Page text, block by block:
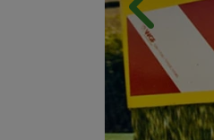
Anterior